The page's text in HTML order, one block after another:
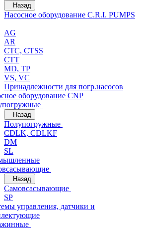
Назад
Насосное оборудование C.R.I. PUMPS
AG
AR
CTC, CTSS
CTT
MD, TP
VS, VC
Принадлежности для погр.насосов
оборудование CNP
Назад
Полупогружные
CDLK, CDLKF
DM
SL
Назад
Самовсасывающие
SP
управления, датчики и